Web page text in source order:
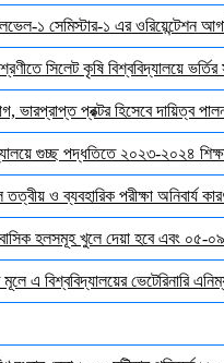
১ সেমিস্টার-১ এর ওরিয়েন্টেশন
সিলেট কৃষি বিশ্ববিদ্যালয়ে
প্রক্টর হিসেবে দায়িত্ব
গুচ্ছ পদ্ধতিতে ২০২৩-২০২৪
ও ব্যবহারিক পরীক্ষা অনিবার্য
হলসমূহ খুলে দেয়া হবে এবং
এ বিশ্ববিদ্যালয়ের ভেটেরিনারি